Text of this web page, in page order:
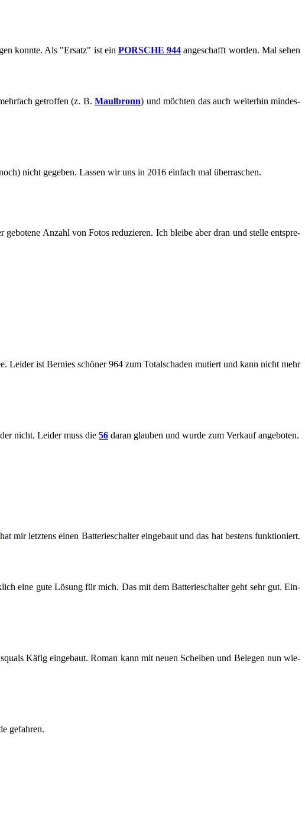
konn­te. Als "Er­satz" ist ein POR­SCHE 944 an­ge­schafft wor­den. Mal sehen
ge­trof­fen (z. B.Maul­bronn) und möch­ten das auch wei­ter­hin min­des­
nicht ge­ge­ben. Las­sen wir uns in 2016 ein­fach mal über­ra­schen.
An­zahl von Fotos re­du­zie­ren. Ich blei­be aber dran und stel­le ent­spre­
Lei­der ist Ber­nies schö­ner 964 zum To­tal­scha­den mu­tiert und kann nicht mehr
nicht. Lei­der muss die 56 daran glau­ben und wurde zum Ver­kauf an­ge­bo­ten.
hat mir letz­tens einen Bat­te­rie­schal­ter ein­ge­baut und das hat bes­tens funk­tio­niert.
eine gute Lö­sung für mich. Das mit dem Bat­te­rie­schal­ter geht sehr gut. Ein­
Käfig ein­ge­baut. Roman kann mit neuen Schei­ben und Be­le­gen nun wie­
ge­fah­ren.